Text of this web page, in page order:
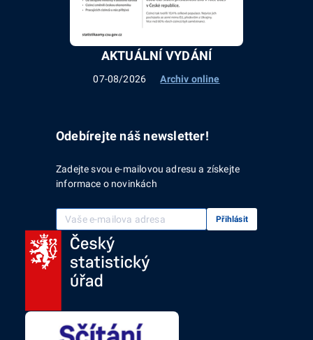
AKTUÁLNÍ VYDÁNÍ
07-08/2026 Archiv online
Odebírejte náš newsletter!
Zadejte svou e-mailovou adresu a získejte
informace o novinkách
Vaše e-mailová adresa Přihlásit